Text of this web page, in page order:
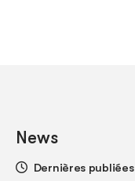
News
Dernières publiées